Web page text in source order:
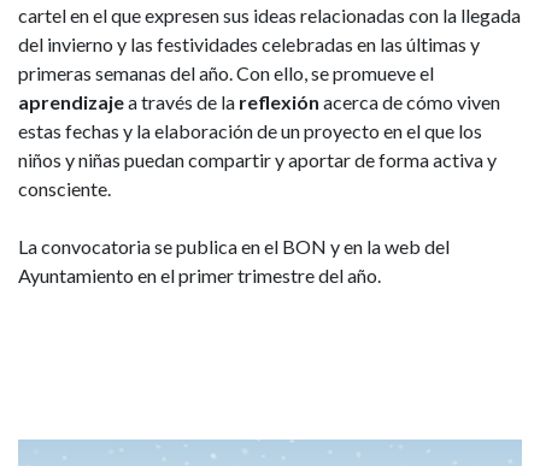
cartel en el que expresen sus ideas relacionadas con la llegada
del invierno y las festividades celebradas en las últimas y
primeras semanas del año. Con ello, se promueve el
aprendizajea través de la reflexión acerca de cómo viven
estas fechas y la elaboración de un proyecto en el que los
niños y niñas puedan compartir y aportar de forma activa y
consciente.
La convocatoria se publica en el BON y en la web del
Ayuntamiento en el primer trimestre del año.
Imagen